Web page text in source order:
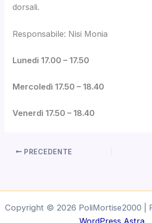
dorsali.
Responsabile: Nisi Monia
Lunedi 17.00 – 17.50
Mercoledì 17.50 – 18.40
Venerdì 17.50 – 18.40
PRECEDENTE
Copyright © 2026 PoliMortise2000 |